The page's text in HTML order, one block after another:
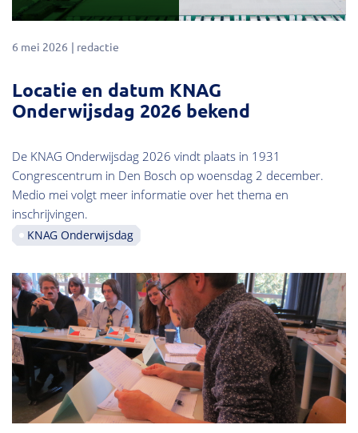
6 mei 2026 redactie
Locatie en datum KNAG
Onderwijsdag 2026 bekend
De KNAG Onderwijsdag 2026 vindt plaats in 1931
Congrescentrum in Den Bosch op woensdag 2 december.
Medio mei volgt meer informatie over het thema en
inschrijvingen.
KNAG Onderwijsdag